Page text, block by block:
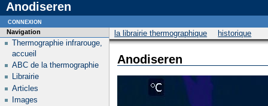
Anodiseren
la librairie thermographique historique
Anodiseren
Navigation
Thermographie infrarouge,
accueil
ABC de la thermographie
Librairie
Articles
Images
connexion